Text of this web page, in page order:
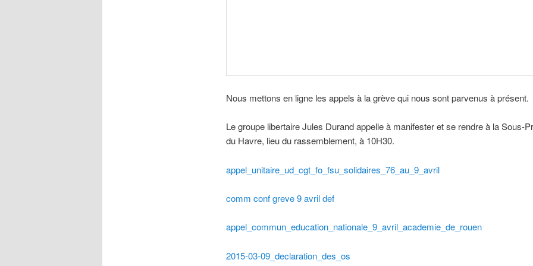
Nous mettons en ligne les appels à la grève qui nous sont parvenus à présent.
Le groupe libertaire Jules Durand appelle à manifester et se rendre à la Sous-
du Havre, lieu du rassemblement, à 10H30.
appel_unitaire_ud_cgt_fo_fsu_solidaires_76_au_9_avril
comm conf greve 9 avril def
appel_commun_education_nationale_9_avril_academie_de_rouen
2015-03-09_declaration_des_os